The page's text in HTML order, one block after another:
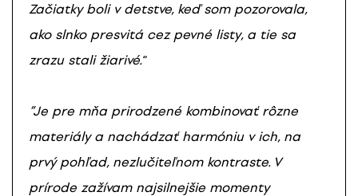
Začiatky boli v detstve, keď som pozorovala,
ako slnko presvitá cez pevné listy, a tie sa
zrazu stali žiarivé.“
“Je pre mňa prirodzené kombinovať rôzne
materiály a nachádzať harmóniu v ich, na
prvý pohľad, nezlučiteľnom kontraste. V
prírode zažívam najsilnejšie momenty